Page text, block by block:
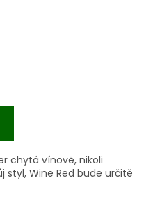
chytá vínově, nikoli
styl, Wine Red bude určitě